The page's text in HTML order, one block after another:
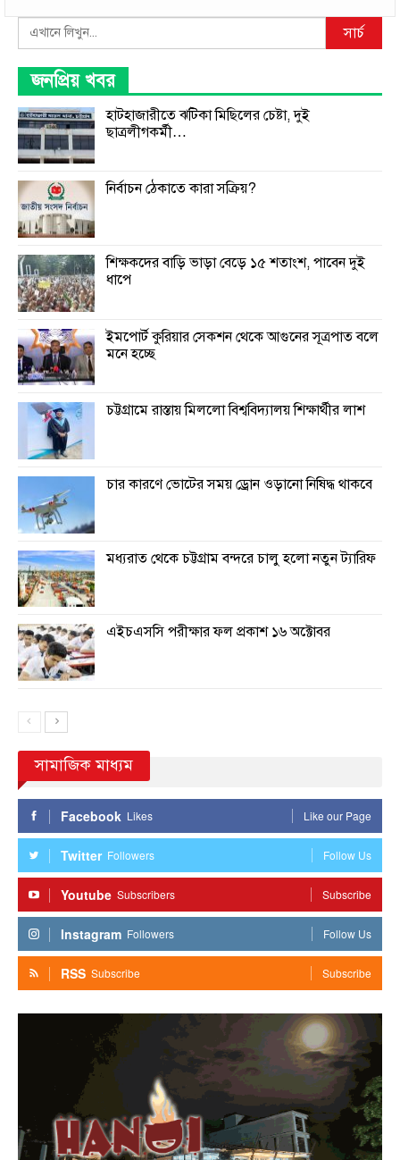
Search সার্চ
জনপ্রিয় খবর
হাটহাজারীতে ঝটিকা মিছিলের চেষ্টা, দুই
ছাত্রলীগকর্মী…
নির্বাচন ঠেকাতে কারা সক্রিয়?
শিক্ষকদের বাড়ি ভাড়া বেড়ে ১৫ শতাংশ, পাবেন দুই
ধাপে
ইমপোর্ট কুরিয়ার সেকশন থেকে আগুনের সূত্রপাত বলে
মনে হচ্ছে
চট্টগ্রামে রাস্তায় মিললো বিশ্ববিদ্যালয় শিক্ষার্থীর লাশ
চার কারণে ভোটের সময় ড্রোন ওড়ানো নিষিদ্ধ থাকবে
মধ্যরাত থেকে চট্টগ্রাম বন্দরে চালু হলো নতুন ট্যারিফ
এইচএসসি পরীক্ষার ফল প্রকাশ ১৬ অক্টোবর
সামাজিক মাধ্যম
Facebook Likes Like our Page
Twitter Followers Follow Us
Youtube Subscribers Subscribe
Instagram Followers Follow Us
RSS Subscribe Subscribe